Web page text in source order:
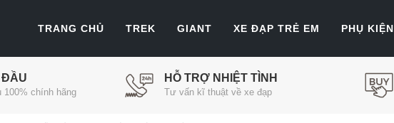
TRANG CHỦ TREK GIANT XE ĐẠP TRẺ EM PHỤ KIỆN
ĐẦU
100% chính hãng
HỖ TRỢ NHIỆT TÌNH
Tư vấn kĩ thuật về xe đạp